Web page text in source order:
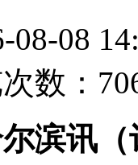
08
数：
滨讯